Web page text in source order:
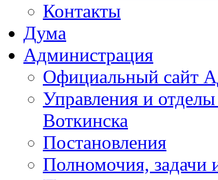
Контакты
Дума
Администрация
Официальный сайт
Управления и
Воткинска
Постановления
Полномочия, задачи